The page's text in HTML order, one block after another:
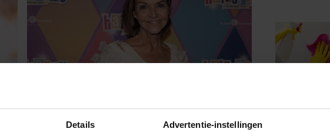
Details Advertentie-instellingen